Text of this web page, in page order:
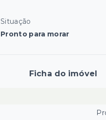
Situação
Pronto para morar
Ficha do imóvel